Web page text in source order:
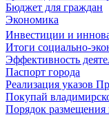
Бюджет для граждан
Экономика
Инвестиции и
Итоги социально-
Эффективность
Паспорт города
Реализация указов
Покупай
Порядок размещения